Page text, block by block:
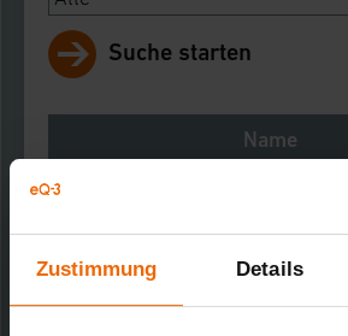
Zustimmung Details
Suche starten
Name
Download
RWE Smarthome Zentrale
Kurz-Bez.: SHC